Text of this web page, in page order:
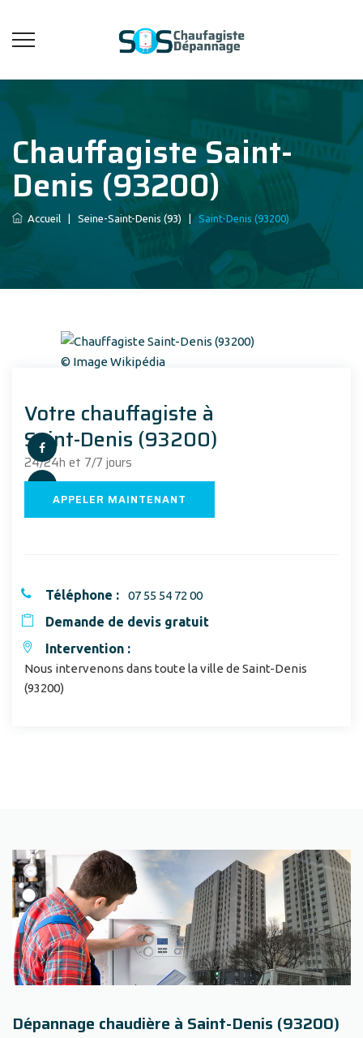
Chauffagiste Saint-
Denis (93200)
Accueil Seine-Saint-Denis (93) | Saint-Denis (93200)
© Image Wikipédia
Votre chauffagiste à
Saint-Denis (93200)
24/24h et 7/7 jours
APPELER MAINTENANT
Téléphone : 07 55 54 72 00
Demande de devis gratuit
Intervention :
Nous intervenons dans toute la ville de Saint-Denis
(93200)
Dépannage chaudière à Saint-Denis (93200)